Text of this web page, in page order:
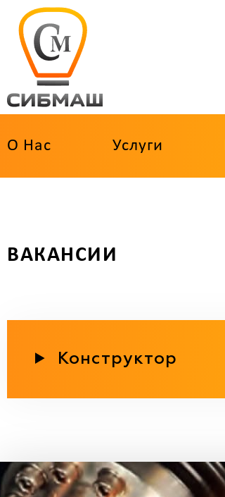
О Нас Услуги
ВАКАНСИИ
Конструктор